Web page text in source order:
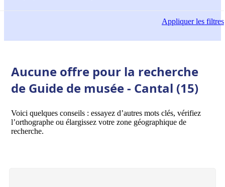
Appliquerles filtres
Aucune offre pour la recherche
de Guide de musée - Cantal (15)
Voici quelques conseils : essayez d’autres mots clés, vérifiez
l’orthographe ou élargissez votre zone géographique de
recherche.